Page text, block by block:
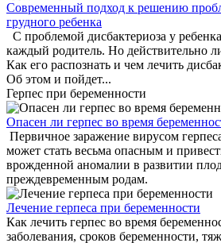
Современный подход к решению
грудного ребенка
С проблемой дисбактериоза у
каждый родитель. Но действительно
Как его распознать и чем лечить
Об этом и пойдет...
Герпес при беременности
Опасен ли герпес во время
Первичное заражение вирусом
может стать весьма опасным и
врожденной аномалии в развитии
преждевременным родам.
Лечение герпеса при беременности
Как лечить герпес во время
заболевания, сроков беременности,